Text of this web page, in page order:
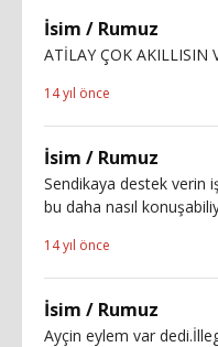
İsim / Rumuz
ATİLAY ÇOK AKILLISIN
14 yıl önce
İsim / Rumuz
Sendikaya destek verin
bu daha nasıl
14 yıl önce
İsim / Rumuz
Ayçin eylem var